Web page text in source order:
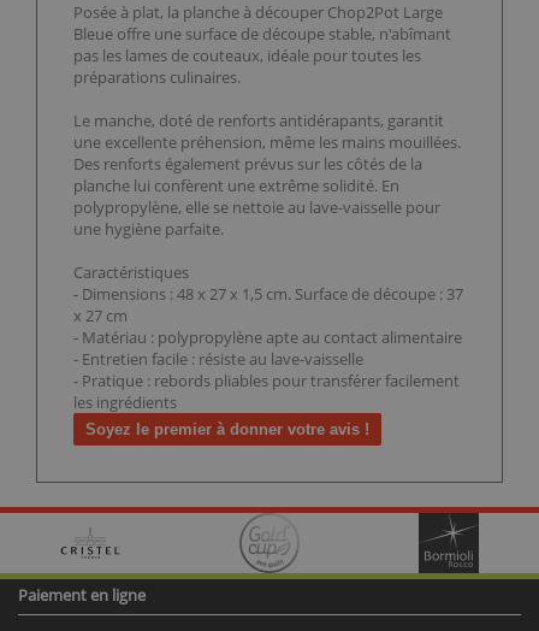
Posée à plat, la planche à découper Chop2Pot Large
Bleue offre une surface de découpe stable, n'abîmant
pas les lames de couteaux, idéale pour toutes les
préparations culinaires.
Le manche, doté de renforts antidérapants, garantit
une excellente préhension, même les mains mouillées.
Des renforts également prévus sur les côtés de la
planche lui confèrent une extrême solidité. En
polypropylène, elle se nettoie au lave-vaisselle pour
une hygiène parfaite.
Caractéristiques
- Dimensions : 48 x 27 x 1,5 cm. Surface de découpe : 37
x 27 cm
- Matériau : polypropylène apte au contact alimentaire
- Entretien facile : résiste au lave-vaisselle
- Pratique : rebords pliables pour transférer facilement
les ingrédients
Soyez le premier à donner votre avis !
Paiement en ligne